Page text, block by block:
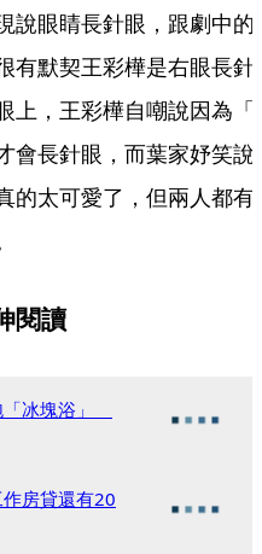
說眼睛長針眼，跟劇中的
有默契王彩樺是右眼長針
上，王彩樺自嘲說因為「
會長針眼，而葉家妤笑說
的太可愛了，但兩人都有
閱讀
「冰塊浴」
作房貸還有20